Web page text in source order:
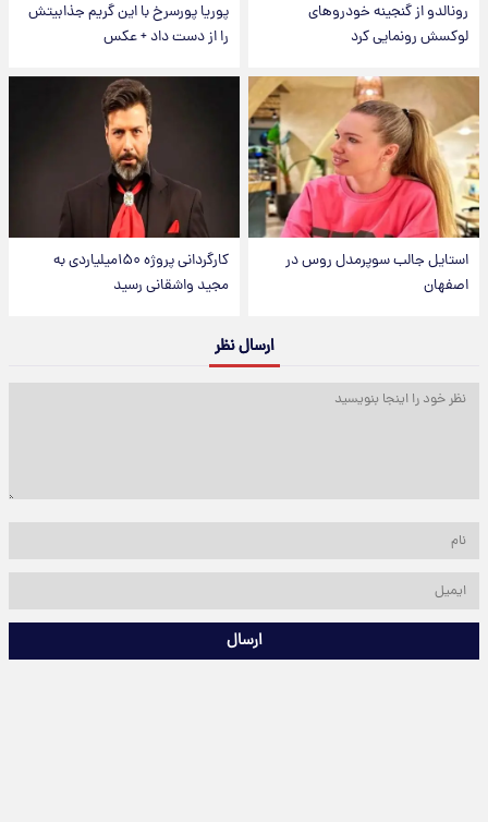
رونالدو از گنجینه خودروهای
لوکسش رونمایی کرد
پوریا پورسرخ با این گریم جذابیتش
را از دست داد + عکس
استایل جالب سوپرمدل روس در
اصفهان
کارگردانی پروژه ۱۵۰میلیاردی به
مجید واشقانی رسید
ارسال نظر
ارسال